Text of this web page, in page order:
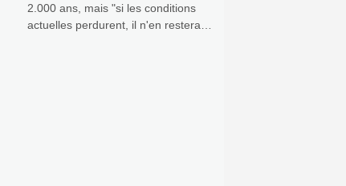
2.000 ans, mais "si les conditions
actuelles perdurent, il n'en restera